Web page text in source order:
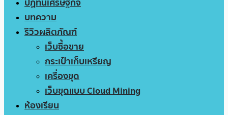
บทความ
รีวิวผลิตภัณฑ์
เว็บซื้อขาย
กระเป๋าเก็บเหรียญ
เครื่องขุด
เว็บขุดแบบ Cloud Mining
ห้องเรียน